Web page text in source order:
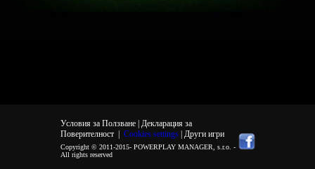
Условия за Ползване | Декларация за
Поверителност| Cookies settings | Други игри
Copyright © 2011-2015- POWERPLAY MANAGER, s.r.o. -
All rights reserved